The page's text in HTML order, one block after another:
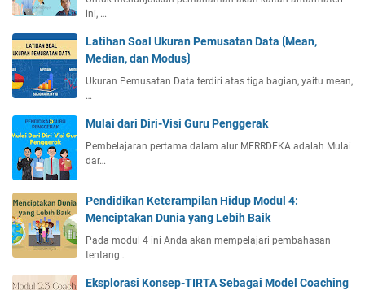
ini, …
Latihan Soal Ukuran Pemusatan Data ⟮Mean,
Median, dan Modus⟯
Ukuran Pemusatan Data terdiri atas tiga bagian, yaitu mean,
…
Mulai dari Diri-Visi Guru Penggerak
Pembelajaran pertama dalam alur MERRDEKA adalah Mulai
dar…
Pendidikan Keterampilan Hidup Modul 4:
Menciptakan Dunia yang Lebih Baik
Pada modul 4 ini Anda akan mempelajari pembahasan
tentang…
Eksplorasi Konsep-TIRTA Sebagai Model Coaching